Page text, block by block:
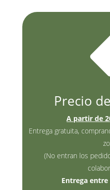
Precio
A partir de
Entrega gratuita,
(No entran los
Entrega